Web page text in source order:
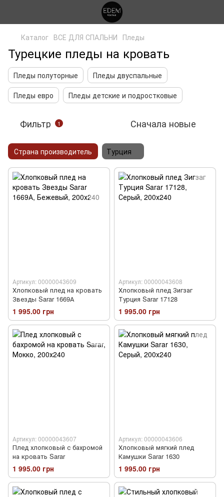
Каталог ВСЕ ДЛЯ СПАЛЬНИ Пледы
Турецкие пледы на кровать
Пледы полуторные
Пледы двуспальные
Пледы евро
Пледы детские и подростковые
Фильтр 1 Сначала новые
Страна производитель Турция
Артикул: 00000043609
Хлопковый плед на кровать
Звезды Sarar 1669А
1 995.00 грн
Артикул: 00000043608
Хлопковый плед Зигзаг
Турция Sarar 17128
1 995.00 грн
Артикул: 00000043607
Плед хлопковый с бахромой
на кровать Sarar
1 995.00 грн
Артикул: 00000043606
Хлопковый мягкий плед
Камушки Sarar 1630
1 995.00 грн